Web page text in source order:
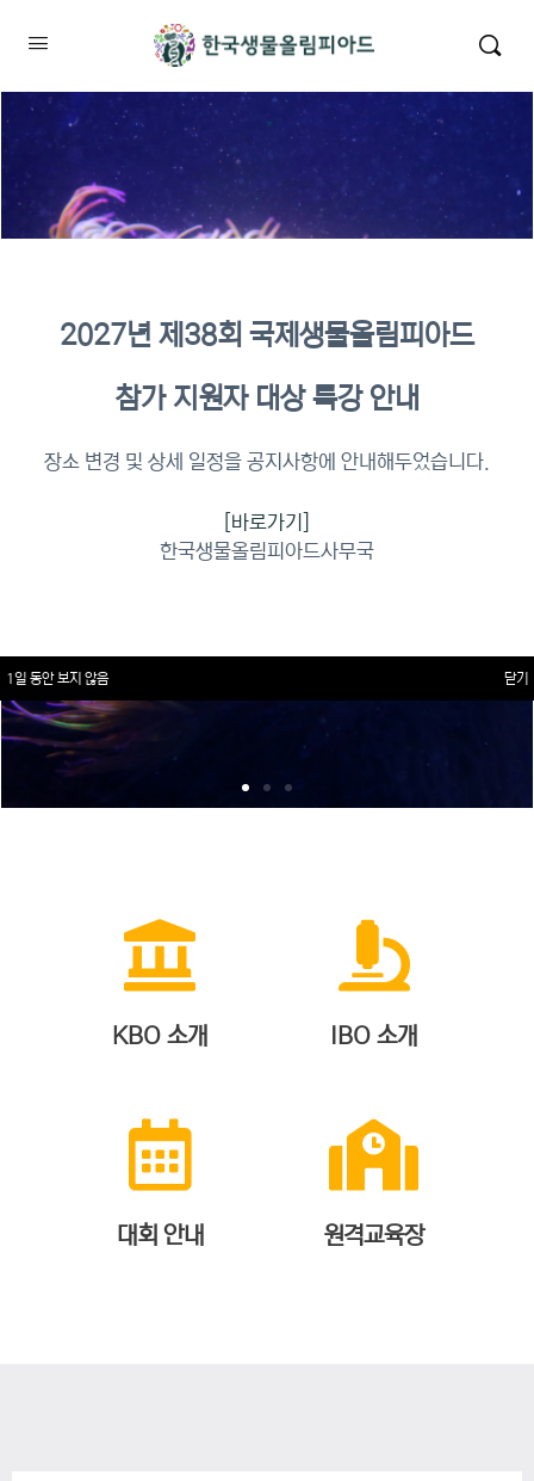
이수증명서 확인 바로가기
KBO 소개 IBO 소개
대회 안내 원격교육장
2027년 제38회 국제생물올림피아드
참가 지원자 대상 특강 안내
장소 변경 및 상세 일정을 공지사항에 안내해두었습니다.
[바로가기]
한국생물올림피아드사무국
1일 동안 보지 않음 닫기